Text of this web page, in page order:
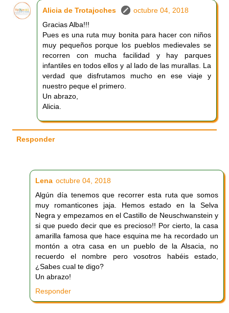
Alicia de Trotajoches
octubre 04, 2018
Gracias Alba!!!
Pues es una ruta muy bonita para hacer con niños
muy pequeños porque los pueblos medievales se
recorren con mucha facilidad y hay parques
infantiles en todos ellos y al lado de las murallas. La
verdad que disfrutamos mucho en ese viaje y
nuestro peque el primero.
Un abrazo,
Alicia.
Responder
Lena octubre 04, 2018
Algún día tenemos que recorrer esta ruta que somos
muy romanticones jaja. Hemos estado en la Selva
Negra y empezamos en el Castillo de Neuschwanstein y
si que puedo decir que es precioso!! Por cierto, la casa
amarilla famosa que hace esquina me ha recordado un
montón a otra casa en un pueblo de la Alsacia, no
recuerdo el nombre pero vosotros habéis estado,
¿Sabes cual te digo?
Un abrazo!
Responder